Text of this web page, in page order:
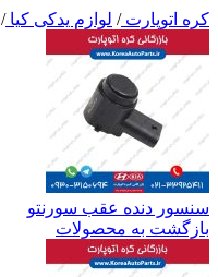
کره اتوپارت/ لوازم یدکی کیا/
سنسور دنده عقب سورنتو
بازگشت به محصولات